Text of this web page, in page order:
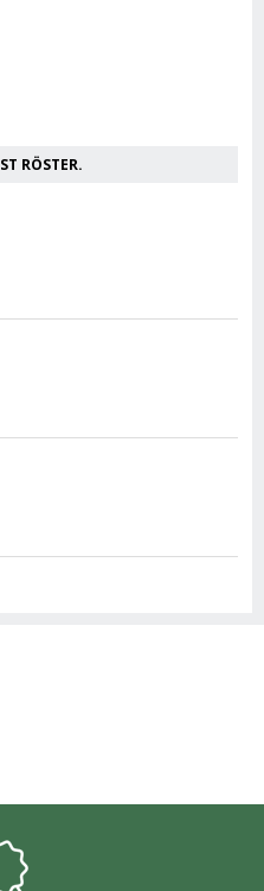
ST RÖSTER.